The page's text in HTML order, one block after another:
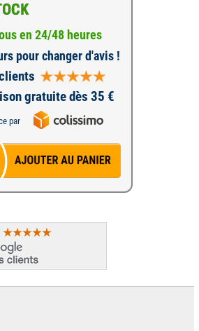
en 24/48 heures
pour changer d'avis !
gratuite dès 35 €
par